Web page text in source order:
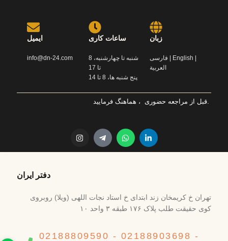
ایمیل
info@dn-24.com
ساعات کاری
شنبه تا چهارشنبه، 8
تا 17
پنج شنبه ها، 8 تا 14
زبان
فارسی | English |
العربية
قبل از مراجعه حضوری ، هماهنگ فرمایید.
دفتر ایران
تهران خ کریمخان زند ابتدای خ استاد نجات اللهی (ویلا) روبروی
کوی حقیقت طلب پلاک ۱۷۶ طبقه ۳ واحد ۱۰
02188809590 - 02188903698 -